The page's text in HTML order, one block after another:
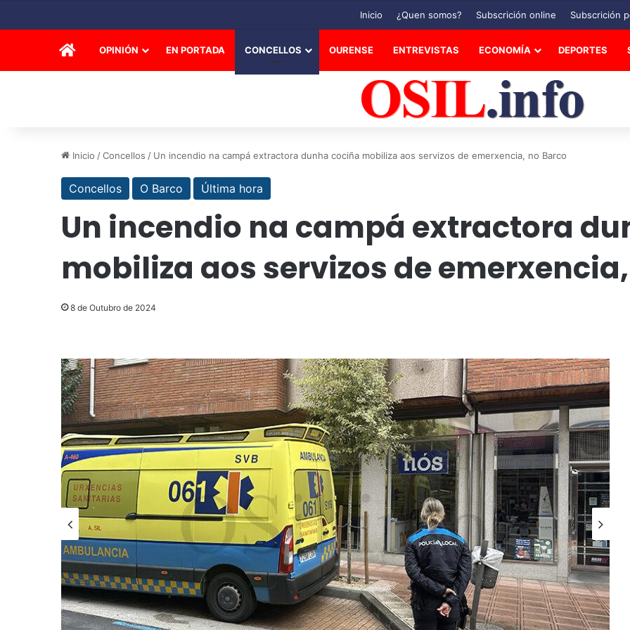
Inicio ¿Quen somos? Subscrición online Subscrición
INICIOOPINIÓN EN PORTADA CONCELLOS OURENSE ENTREVISTAS ECONOMÍA DEPORTES
Inicio /Concellos / Un incendio na campá extractora dunha cociña mobiliza aos servizos de emerxencia, no Barco
Concellos O Barco Última hora
Un incendio na campá extractora
mobiliza aos servizos de
8 de Outubro de 2024